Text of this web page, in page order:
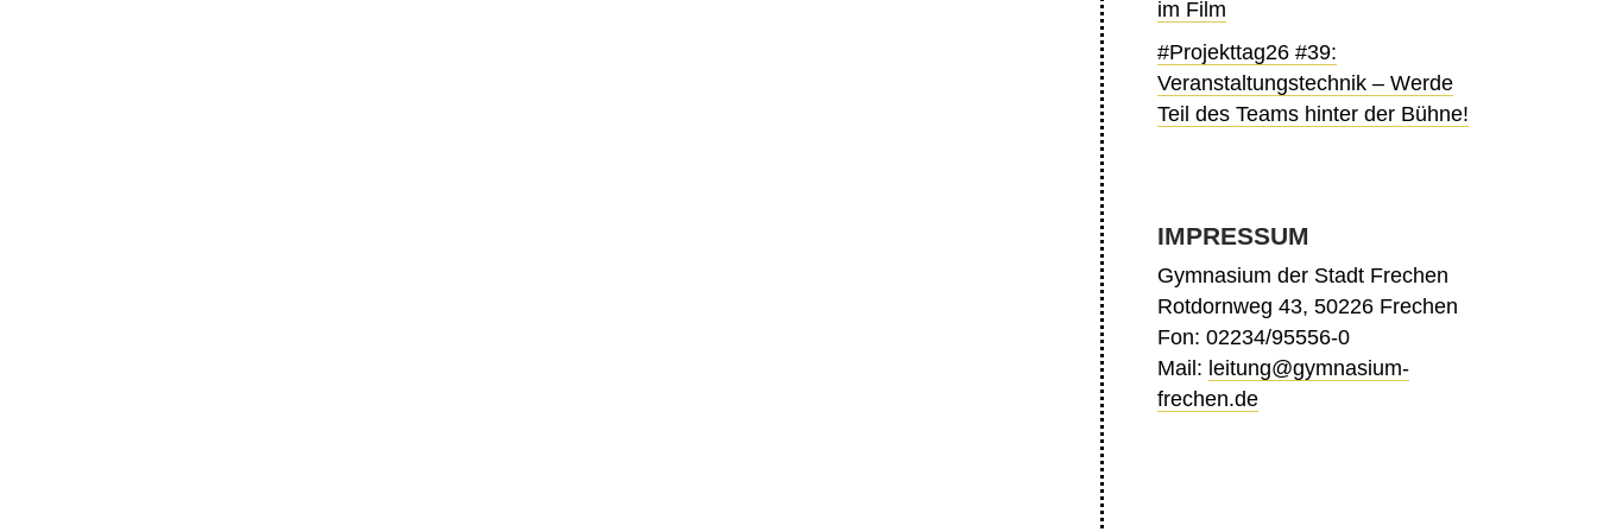
im Film
#Projekttag26 #39:
Veranstaltungstechnik – Werde
Teil des Teams hinter der Bühne!
IMPRESSUM
Gymnasium der Stadt Frechen
Rotdornweg 43, 50226 Frechen
Fon: 02234/95556-0
Mail: leitung@gymnasium-
frechen.de